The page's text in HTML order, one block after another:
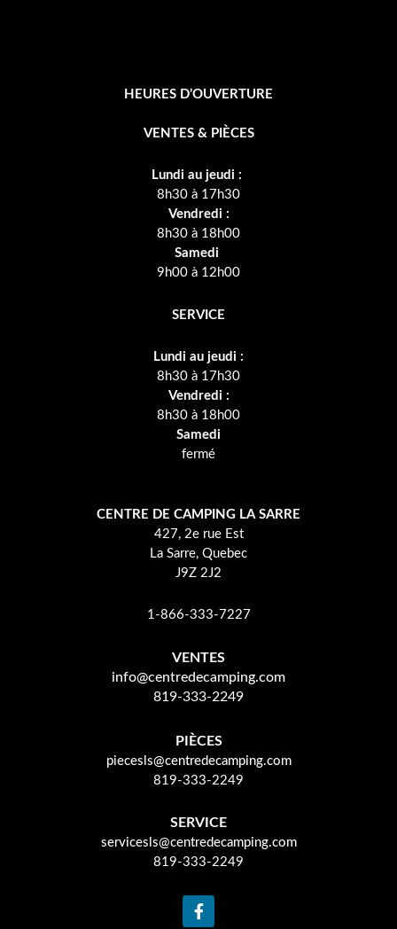
HEURES D’OUVERTURE
VENTES & PIÈCES
Lundi au jeudi :
8h30 à 17h30
Vendredi :
8h30 à 18h00
Samedi
9h00 à 12h00
SERVICE
Lundi au jeudi :
8h30 à 17h30
Vendredi :
8h30 à 18h00
Samedi
fermé
CENTRE DE CAMPING LA SARRE
427, 2e rue Est
La Sarre, Quebec
J9Z 2J2
1-866-333-7227
VENTES
info@centredecamping.com
819-333-2249
PIÈCES
piecesls@centredecamping.com
819-333-2249
SERVICE
servicesls@centredecamping.com
819-333-2249
F